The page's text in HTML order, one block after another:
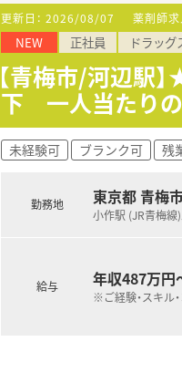
＼ 働きやすさ
■ドラッグスト
ドラッグ特有
残業時間も平
■1人あたりの1
ゆとりを持っ
■「健康経営優
有給消化、産休
■産休休暇は最
■「えるぼし」
女性の活躍を
■機械化も進ん
その他、自動
■本部にメディ
ピッキング指
更新日： 2026/08/07 薬剤師求
NEW 正社員 ドラッ
【青梅市/河辺
下 一人当たり
未経験可 ブランク可 残
勤務地 東京都 青梅
小作駅 (JR青梅線
給与 年収487万円
※ご経験・スキル